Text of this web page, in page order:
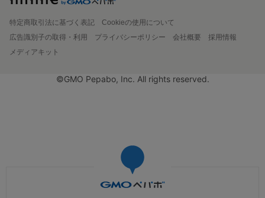
特定商取引法に基づく表記
Cookieの使用について
広告識別子の取得・利用
プライバシーポリシー 会社概要
採用情報
メディアキット
©GMO Pepabo, Inc. All rights reserved.